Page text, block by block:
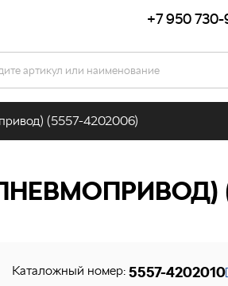
+7 950 730-
(5557-4202006)
Каталожный номер: 5557-4202010